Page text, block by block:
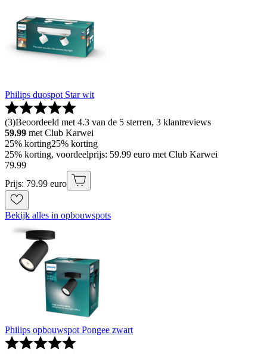
Philips duospot Star wit
(3)Beoordeeld met 4.3 van de 5 sterren, 3 klantreviews
59.99 met Club Karwei
25% korting25% korting
25% korting, voordeelprijs: 59.99 euro met Club Karwei
79.99
Prijs: 79.99 euro
Bekijk alles in opbouwspots
Philips opbouwspot Pongee zwart